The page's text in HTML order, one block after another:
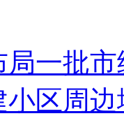
一批市
区周